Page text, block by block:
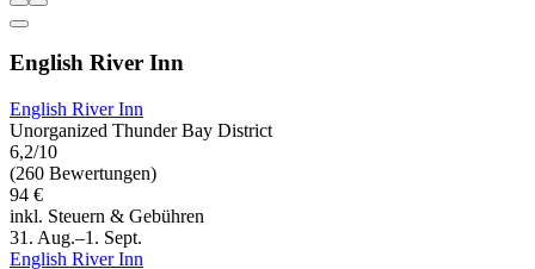
English River Inn
English River Inn
Unorganized Thunder Bay District
6,2/10
(260 Bewertungen)
94 €
inkl. Steuern & Gebühren
31. Aug.–1. Sept.
English River Inn